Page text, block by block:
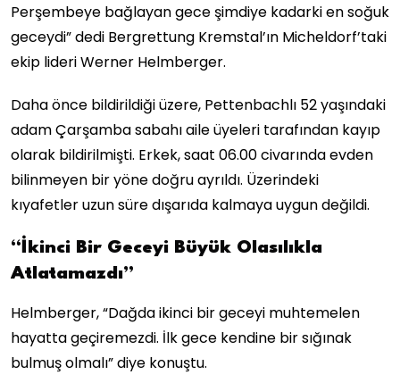
Perşembeye bağlayan gece şimdiye kadarki en soğuk
geceydi” dedi Bergrettung Kremstal’ın Micheldorf’taki
ekip lideri Werner Helmberger.
Daha önce bildirildiği üzere, Pettenbachlı 52 yaşındaki
adam Çarşamba sabahı aile üyeleri tarafından kayıp
olarak bildirilmişti. Erkek, saat 06.00 civarında evden
bilinmeyen bir yöne doğru ayrıldı. Üzerindeki
kıyafetler uzun süre dışarıda kalmaya uygun değildi.
“İkinci Bir Geceyi Büyük Olasılıkla
Atlatamazdı”
Helmberger, “Dağda ikinci bir geceyi muhtemelen
hayatta geçiremezdi. İlk gece kendine bir sığınak
bulmuş olmalı” diye konuştu.